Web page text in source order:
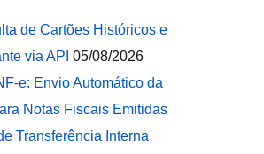
de Cartões Históricos e
via API 05/08/2026
e: Envio Automático da
Notas Fiscais Emitidas
Transferência Interna